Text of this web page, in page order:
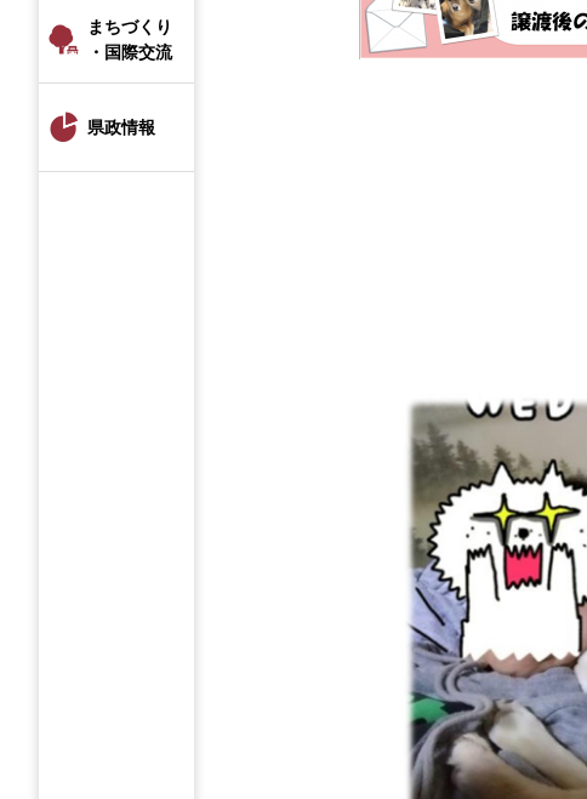
まちづくり
・国際交流
県政情報